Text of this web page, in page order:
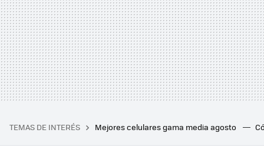
TEMAS DE INTERÉS Mejores celulares gama media agosto